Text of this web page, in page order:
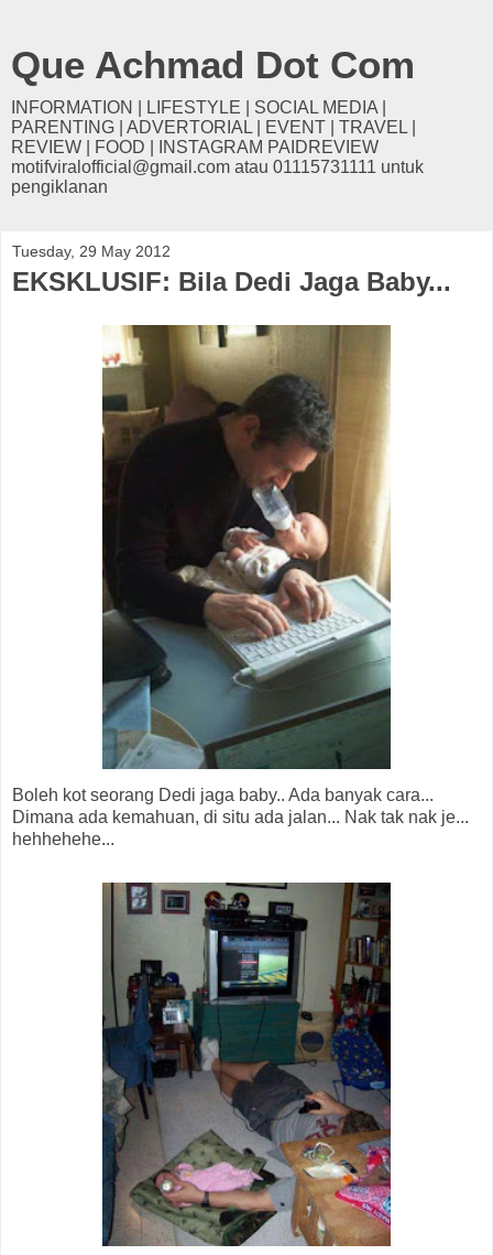
Que Achmad Dot Com
INFORMATION | LIFESTYLE | SOCIAL MEDIA |
PARENTING | ADVERTORIAL | EVENT | TRAVEL |
REVIEW | FOOD | INSTAGRAM PAIDREVIEW
motifviralofficial@gmail.com atau 01115731111 untuk
pengiklanan
Tuesday, 29 May 2012
EKSKLUSIF: Bila Dedi Jaga Baby...
Boleh kot seorang Dedi jaga baby.. Ada banyak cara...
Dimana ada kemahuan, di situ ada jalan... Nak tak nak je...
hehhehehe...